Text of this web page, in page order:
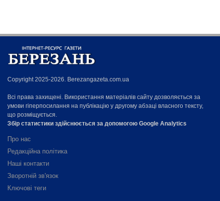
Copyright 2025-2026. Berezangazeta.com.ua
Всі права захищені. Використання матеріалів сайту дозволяється за
умови гіперпосилання на публікацію у другому абзаці власного тексту,
що розміщується.
Збір статистики здійснюється за допомогою Google Analytics
Про нас
Редакційна політика
Наші контакти
Зворотній зв'язок
Ключові теги